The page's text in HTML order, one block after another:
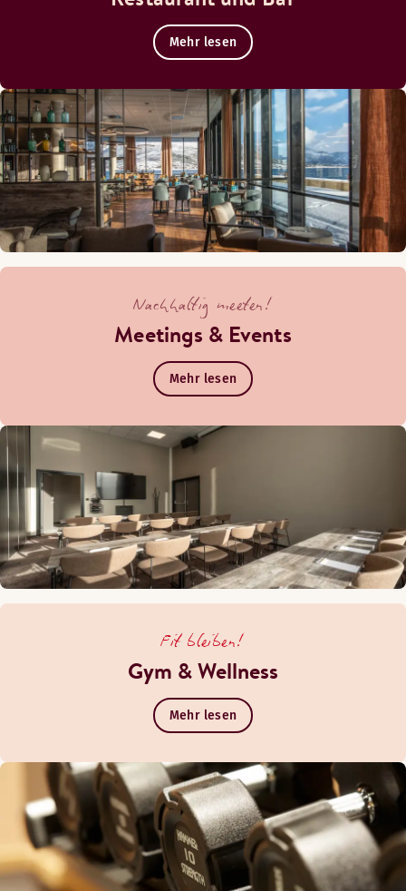
Mehr lesen
Nachhaltig meeten!
Meetings & Events
Mehr lesen
Fit bleiben!
Gym & Wellness
Mehr lesen